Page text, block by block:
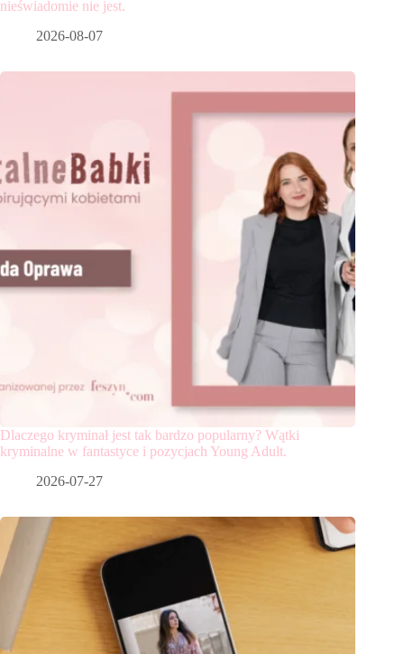
nieświadomie nie jest.
2026-08-07
Dlaczego kryminał jest tak bardzo popularny? Wątki
kryminalne w fantastyce i pozycjach Young Adult.
2026-07-27